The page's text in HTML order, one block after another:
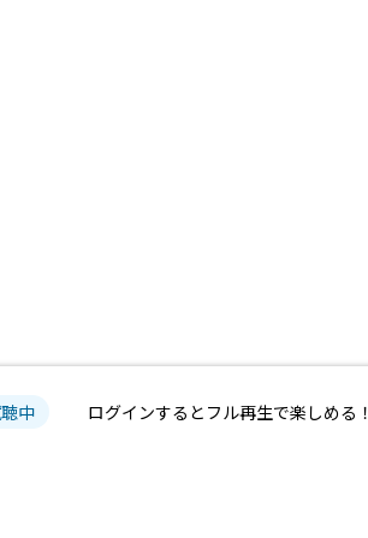
中 ログインするとフル再生で楽しめる！